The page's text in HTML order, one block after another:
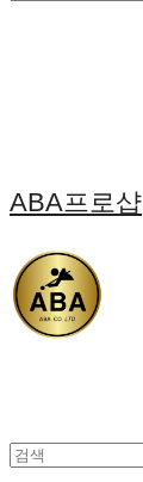
ABA프로샵